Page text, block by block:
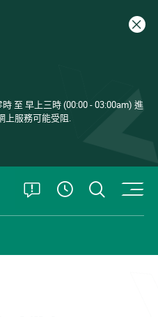
關閉
至 早上三時 (00:00 - 03:00am) 進
上服務可能受阻.
打開特別公告
查看開放時
打開